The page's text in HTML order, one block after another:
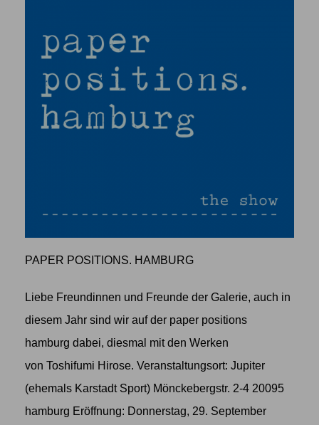
PAPER POSITIONS. HAMBURG
Liebe Freundinnen und Freunde der Galerie, auch in
diesem Jahr sind wir auf der paper positions
hamburg dabei, diesmal mit den Werken
von Toshifumi Hirose. Veranstaltungsort: Jupiter
(ehemals Karstadt Sport) Mönckebergstr. 2-4 20095
hamburg Eröffnung: Donnerstag, 29. September